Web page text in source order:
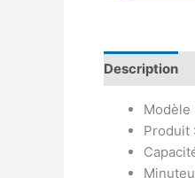
Description
Modèle
Produit